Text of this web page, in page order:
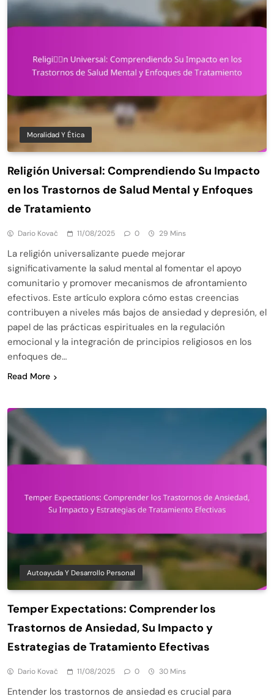
Moralidad Y Ética
Religión Universal: Comprendiendo Su Impacto
en los Trastornos de Salud Mental y Enfoques
de Tratamiento
Dario Kovač 11/08/2025 0 29 Mins
La religión universalizante puede mejorar
significativamente la salud mental al fomentar el apoyo
comunitario y promover mecanismos de afrontamiento
efectivos. Este artículo explora cómo estas creencias
contribuyen a niveles más bajos de ansiedad y depresión, el
papel de las prácticas espirituales en la regulación
emocional y la integración de principios religiosos en los
enfoques de…
Read More
Autoayuda Y Desarrollo Personal
Temper Expectations: Comprender los
Trastornos de Ansiedad, Su Impacto y
Estrategias de Tratamiento Efectivas
Dario Kovač 11/08/2025 0 30 Mins
Entender los trastornos de ansiedad es crucial para